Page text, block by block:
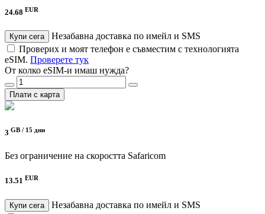
24.68 EUR
Купи сега
Незабавна доставка по имейл и SMS
Проверих и моят телефон е съвместим с технологията
eSIM. Проверете тук
От колко eSIM-и имаш нужда?
Плати с карта
3 GB / 15 дни
Без ограничение на скоростта Safaricom
13.51 EUR
Купи сега
Незабавна доставка по имейл и SMS